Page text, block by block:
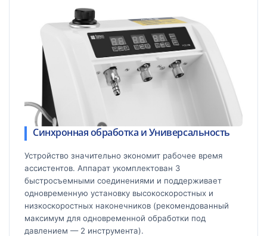
Синхронная обработка и Универсальность
Устройство значительно экономит рабочее время
ассистентов. Аппарат укомплектован 3
быстросъемными соединениями и поддерживает
одновременную установку высокоскоростных и
низкоскоростных наконечников (рекомендованный
максимум для одновременной обработки под
давлением — 2 инструмента).